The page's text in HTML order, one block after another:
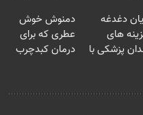
تومان!!!
دغدغه
های
پزشکی با
دمنوش خوش
عطری که برای
درمان کبدچرب